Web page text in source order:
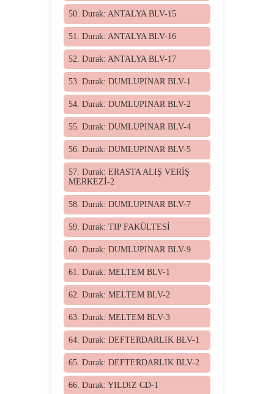
50. Durak: ANTALYA BLV-15
51. Durak: ANTALYA BLV-16
52. Durak: ANTALYA BLV-17
53. Durak: DUMLUPINAR BLV-1
54. Durak: DUMLUPINAR BLV-2
55. Durak: DUMLUPINAR BLV-4
56. Durak: DUMLUPINAR BLV-5
57. Durak: ERASTA ALIŞ VERİŞ
MERKEZİ-2
58. Durak: DUMLUPINAR BLV-7
59. Durak: TIP FAKÜLTESİ
60. Durak: DUMLUPINAR BLV-9
61. Durak: MELTEM BLV-1
62. Durak: MELTEM BLV-2
63. Durak: MELTEM BLV-3
64. Durak: DEFTERDARLIK BLV-1
65. Durak: DEFTERDARLIK BLV-2
66. Durak: YILDIZ CD-1